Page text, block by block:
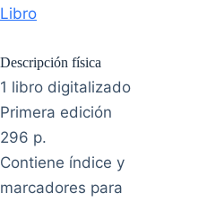
Libro
Descripción física
1 libro digitalizado
Primera edición
296 p.
Contiene índice y
marcadores para